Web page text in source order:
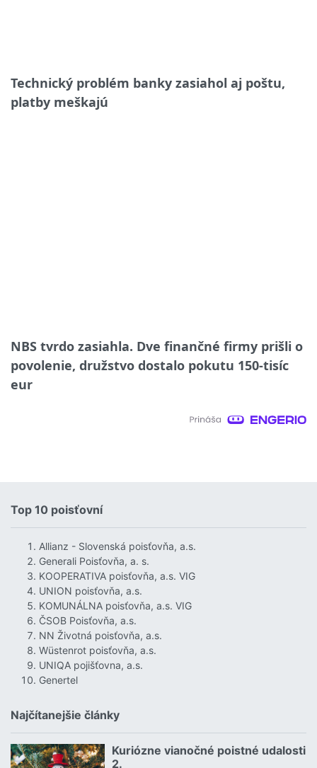
Technický problém banky zasiahol aj poštu,
platby meškajú
NBS tvrdo zasiahla. Dve finančné firmy prišli o
povolenie, družstvo dostalo pokutu 150-tisíc
eur
Top 10 poisťovní
Allianz - Slovenská poisťovňa, a.s.
Generali Poisťovňa, a. s.
KOOPERATIVA poisťovňa, a.s. VIG
UNION poisťovňa, a.s.
KOMUNÁLNA poisťovňa, a.s. VIG
ČSOB Poisťovňa, a.s.
NN Životná poisťovňa, a.s.
Wüstenrot poisťovňa, a.s.
UNIQA pojišťovna, a.s.
Genertel
Najčítanejšie články
Kuriózne vianočné poistné udalosti
2.
18.12.2024 | | redakcia